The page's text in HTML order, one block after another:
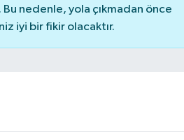
nedenle, yola çıkmadan önce
iyi bir fikir olacaktır.